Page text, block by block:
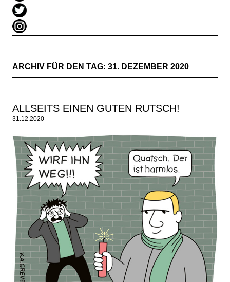
ARCHIV FÜR DEN TAG: 31. DEZEMBER 2020
ALLSEITS EINEN GUTEN RUTSCH!
31.12.2020